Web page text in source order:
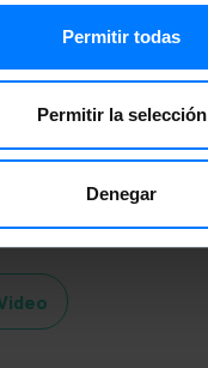
Permitir todas
Permitir la selección
Denegar